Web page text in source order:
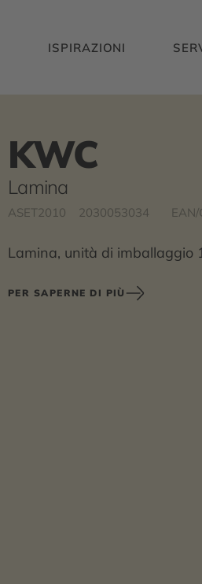
ISPIRAZIONI
KWC
Lamina
ASET2010 2030053034
Lamina, unità di imballaggio
PER SAPERNE DI PIÙ